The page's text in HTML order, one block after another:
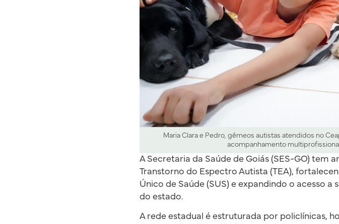
Maria Clara e Pedro, gêmeos autistas atendidos no
acompanhamento multiprofissional
A Secretaria da Saúde de Goiás (SES-GO) tem
Transtorno do Espectro Autista (TEA),
Único de Saúde (SUS) e expandindo o acesso
do estado.
A rede estadual é estruturada por policlínicas,